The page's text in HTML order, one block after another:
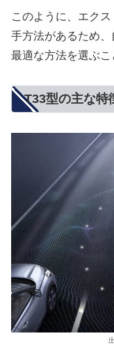
このように、エク
手方法があるため
最適な方法を選ぶこ
T33型の主な特